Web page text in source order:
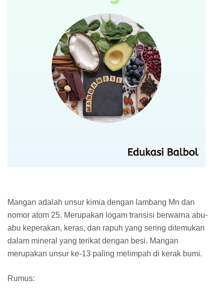
Mangan adalah unsur kimia dengan lambang Mn dan
nomor atom 25. Merupakan logam transisi berwarna abu-
abu keperakan, keras, dan rapuh yang sering ditemukan
dalam mineral yang terikat dengan besi. Mangan
merupakan unsur ke-13 paling melimpah di kerak bumi.
Rumus: